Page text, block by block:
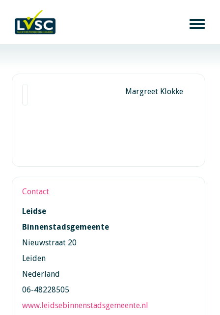
Margreet Klokke
Contact
Leidse
Binnenstadsgemeente
Nieuwstraat 20
Leiden
Nederland
06-48228505
www.leidsebinnenstadsgemeente.nl